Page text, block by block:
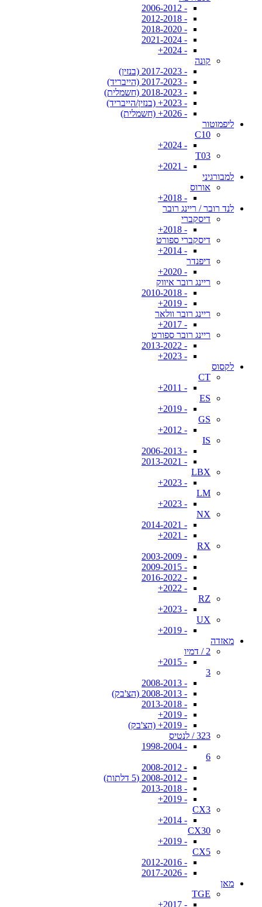
- 2006-2012
- 2012-2018
- 2018-2020
- 2021-2024
- 2024+
קונה
- 2017-2023 (בנזין)
- 2017-2023 (הייבריד)
- 2018-2023 (חשמלית)
- 2023+ (בנזין/הייבריד)
- 2026+ (חשמלית)
ליפמוטור
C10
- 2024+
T03
- 2021+
למבורגיני
אורוס
- 2018+
לנד רובר / ריינג רובר
דיסקברי
- 2018+
דיסקברי ספורט
- 2014+
דיפנדר
- 2020+
ריינג רובר איווק
- 2010-2018
- 2019+
ריינג רובר וולאר
- 2017+
ריינג רובר ספורט
- 2013-2022
- 2023+
לקסוס
CT
- 2011+
ES
- 2019+
GS
- 2012+
IS
- 2006-2013
- 2013-2021
LBX
- 2023+
LM
- 2023+
NX
- 2014-2021
- 2021+
RX
- 2003-2009
- 2009-2015
- 2016-2022
- 2022+
RZ
- 2023+
UX
- 2019+
מאזדה
2 / דמיו
- 2015+
3
- 2008-2013
- 2008-2013 (הצ'בק)
- 2013-2018
- 2019+
- 2019+ (הצ'בק)
323 / לנטיס
- 1998-2004
6
- 2008-2012
- 2008-2012 (5 דלתות)
- 2013-2018
- 2019+
CX3
- 2014+
CX30
- 2019+
CX5
- 2012-2016
- 2017-2026
מאן
TGE
- 2017+